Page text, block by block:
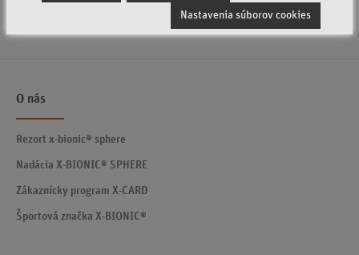
O nás
Rezort x-bionic® sphere
Nadácia X-BIONIC® SPHERE
Zákaznícky program X-CARD
Športová značka X-BIONIC®
Nastavenia súborov cookies